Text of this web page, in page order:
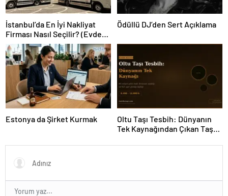
İstanbul’da En İyi Nakliyat
Firması Nasıl Seçilir? (Evden
Eve Nakliyat Rehberi)
Ödüllü DJ’den Sert Açıklama
Estonya da Şirket Kurmak
Oltu Taşı Tesbih: Dünyanın
Tek Kaynağından Çıkan Taş